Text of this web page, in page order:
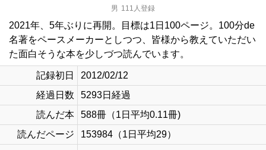
男 111人登録
2021年、5年ぶりに再開。目標は1日100ページ。100分de
名著をペースメーカーとしつつ、皆様から教えていただい
た面白そうな本を少しづつ読んでいます。
記録初日
2012/02/12
経過日数
5293日経過
読んだ本
588冊（1日平均0.11冊)
読んだページ
153984（1日平均29）